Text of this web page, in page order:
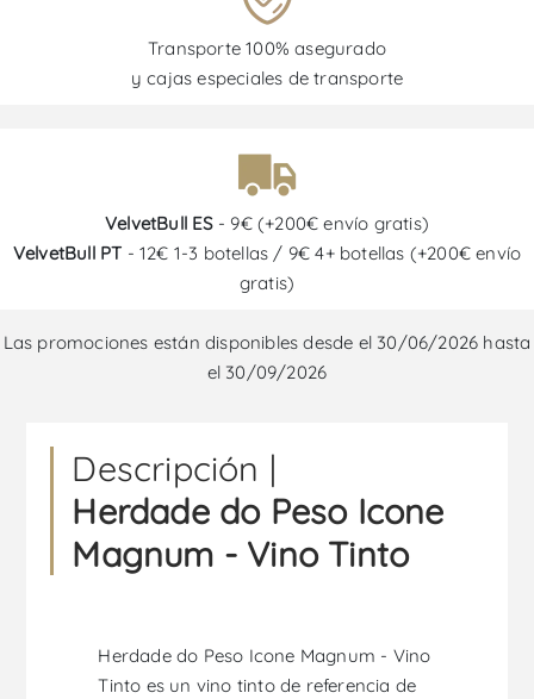
Transporte 100% asegurado
y cajas especiales de transporte
VelvetBull ES- 9€ (+200€ envío gratis)
VelvetBull PT - 12€ 1-3 botellas / 9€ 4+ botellas (+200€ envío
gratis)
Las promociones están disponibles desde el 30/06/2026 hasta
el 30/09/2026
Descripción |
Herdade do Peso Icone
Magnum - Vino Tinto
Herdade do Peso Icone Magnum - Vino
Tinto es un vino tinto de referencia de